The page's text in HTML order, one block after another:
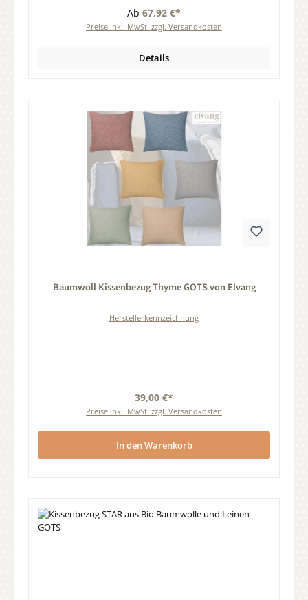
Ab 67,92 €*
Preise inkl. MwSt. zzgl. Versandkosten
Details
Baumwoll Kissenbezug Thyme GOTS von Elvang
Herstellerkennzeichnung
39,00 €*
Preise inkl. MwSt. zzgl. Versandkosten
In den Warenkorb